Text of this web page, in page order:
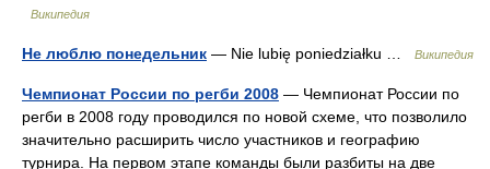
Википедия
Не люблю понедельник — Nie lubię poniedziałku … Википедия
Чемпионат России по регби 2008 — Чемпионат России по
регби в 2008 году проводился по новой схеме, что позволило
значительно расширить число участников и географию
турнира. На первом этапе команды были разбиты на две